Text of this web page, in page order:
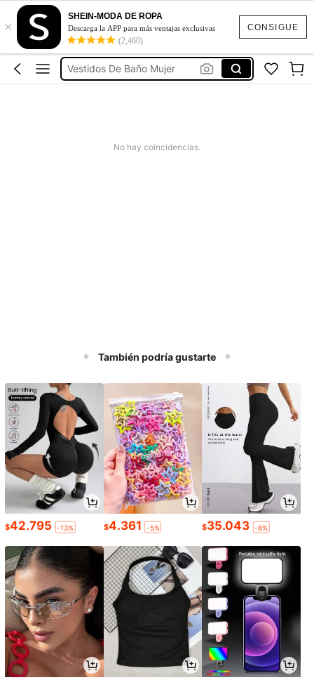
CONSIGUE
×
SHEIN-MODA DE ROPA
Descarga la APP para más ventajas exclusivas
(2,460)
Ropa Deportiva De Mujer
Vestidos
Vestidos De Baño Mujer
No hay coincidencias.
También podría gustarte
$42.795 -13% $4.361 -5% $35.043 -8%